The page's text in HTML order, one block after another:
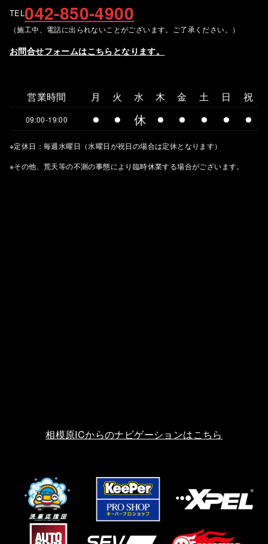
TEL042-850-4900
（施工中、電話に出られないことがございます。ご了承ください。）
お問合せフォームはこちらとなります。
営業時間 月 火 水 木 金 土 日 祝
09:00-19:00 ⚫︎ ⚫︎ 休 ⚫︎ ⚫︎ ⚫︎ ⚫︎ ⚫︎
※定休日：毎週水曜日（水曜日が祝日の場合は定休となります）
※その他、荒天等の不測の事態により臨時休業する場合がございます。
相模原ICからのナビゲーションはこちら